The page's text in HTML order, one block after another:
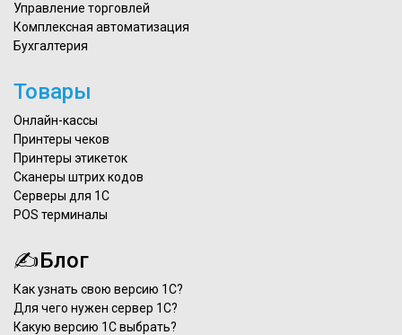
Управление торговлей
Комплексная автоматизация
Бухгалтерия
Товары
Онлайн-кассы
Принтеры чеков
Принтеры этикеток
Сканеры штрих кодов
Серверы для 1С
POS терминалы
✍Блог
Как узнать свою версию 1С?
Для чего нужен сервер 1С?
Какую версию 1С выбрать?